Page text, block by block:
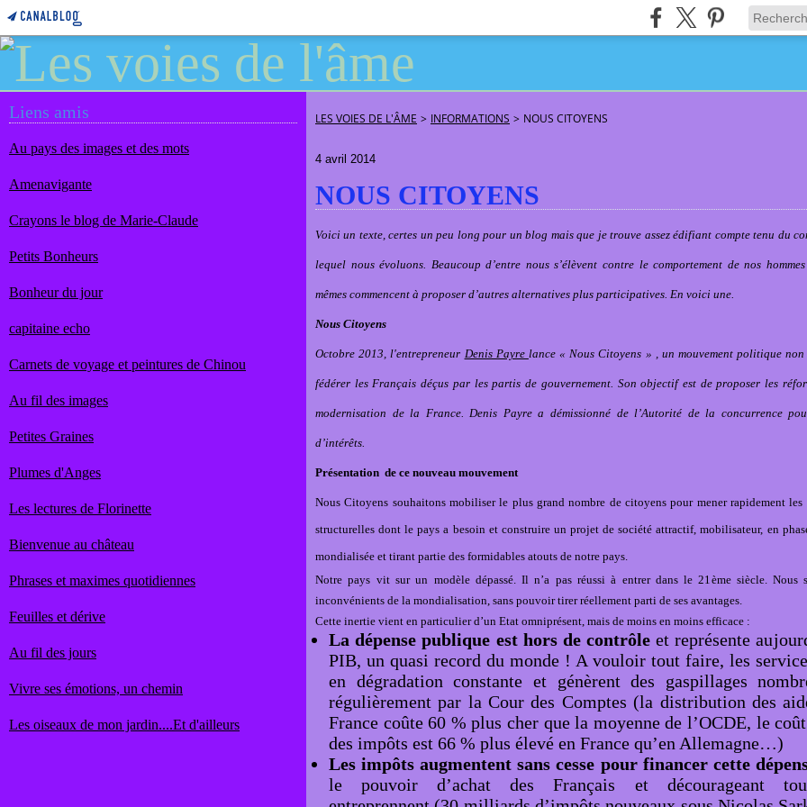
Liens amis
Au pays des images et des mots
Amenavigante
Crayons le blog de Marie-Claude
Petits Bonheurs
Bonheur du jour
capitaine echo
Carnets de voyage et peintures de Chinou
Au fil des images
Petites Graines
Plumes d'Anges
Les lectures de Florinette
Bienvenue au château
Phrases et maximes quotidiennes
Feuilles et dérive
Au fil des jours
Vivre ses émotions, un chemin
Les oiseaux de mon jardin....Et d'ailleurs
LES VOIES DE L'ÂME > INFORMATIONS > NOUS CITOYENS
4 avril 2014
NOUS CITOYENS
Voici un texte, certes un peu long pour un blog mais que je trouve assez édifiant compte tenu du
lequel nous évoluons. Beaucoup d’entre nous s’élèvent contre le comportement de nos
mêmes commencent à proposer d’autres alternatives plus participatives. En voici une.
Nous Citoyens
Octobre 2013, l'entrepreneur Denis Payre lance « Nous Citoyens » , un mouvement politique
fédérer les Français déçus par les partis de gouvernement. Son objectif est de proposer les
modernisation de la France. Denis Payre a démissionné de l’Autorité de la concurrence
d’intérêts.
Présentation de ce nouveau mouvement
Nous Citoyens souhaitons mobiliser le plus grand nombre de citoyens pour mener rapidement les
structurelles dont le pays a besoin et construire un projet de société attractif, mobilisateur, en
mondialisée et tirant partie des formidables atouts de notre pays.
Notre pays vit sur un modèle dépassé. Il n’a pas réussi à entrer dans le 21èmesiècle. Nous
inconvénients de la mondialisation, sans pouvoir tirer réellement parti de ses avantages.
Cette inertie vient en particulier d’un Etat omniprésent, mais de moins en moins efficace :
La dépense publique est hors de contrôle et représente
PIB, un quasi record du monde ! A vouloir tout faire, les
en dégradation constante et génèrent des gaspillages
régulièrement par la Cour des Comptes (la distribution des
France coûte 60 % plus cher que la moyenne de l’OCDE, le
des impôts est 66 % plus élevé en France qu’en Allemagne…)
Les impôts augmentent sans cesse pour financer cette
le pouvoir d’achat des Français et décourageant